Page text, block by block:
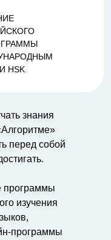
HSK
знания
перед собой
программы
изучения
программы